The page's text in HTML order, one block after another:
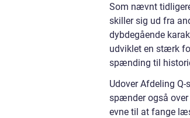
Som nævnt
skiller sig ud fra
dybdegående
udviklet en stærk
spænding til
Udover Afdeling
spænder også over
evne til at fange